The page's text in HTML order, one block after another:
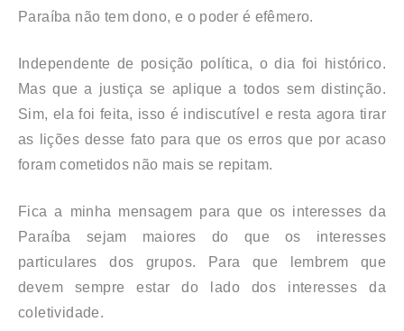
Paraíba não tem dono, e o poder é efêmero.
Independente de posição política, o dia foi histórico.
Mas que a justiça se aplique a todos sem distinção.
Sim, ela foi feita, isso é indiscutível e resta agora tirar
as lições desse fato para que os erros que por acaso
foram cometidos não mais se repitam.
Fica a minha mensagem para que os interesses da
Paraíba sejam maiores do que os interesses
particulares dos grupos. Para que lembrem que
devem sempre estar do lado dos interesses da
coletividade.